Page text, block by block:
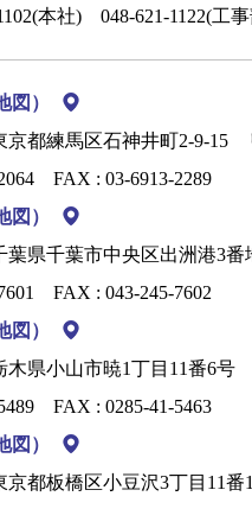
本社) 048-621-1122(工
）
都練馬区石神井町2-9-15
FAX : 03-6913-2289
）
県千葉市中央区出洲港3
FAX : 043-245-7602
）
県小山市暁1丁目11番6号
FAX : 0285-41-5463
）
都板橋区小豆沢3丁目11番